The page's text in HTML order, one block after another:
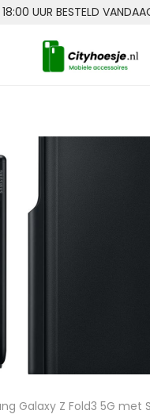
UUR BESTELD
Galaxy Z Fold3 5G met